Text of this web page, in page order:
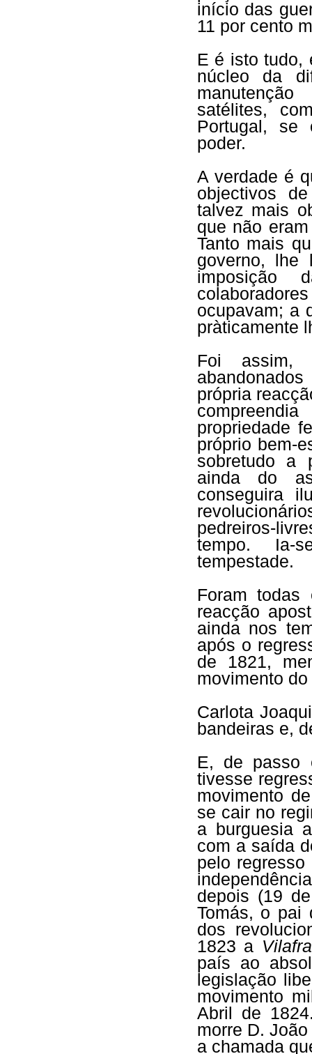
início das
11 por cento
E é isto tudo,
núcleo da
satélites,
Portugal, se
poder.
A verdade é
objectivos
talvez mais
que não
Tanto mais
governo, lhe
imposição
ocupavam; a
pràticamente
Foi assim,
própria
propriedade
próprio bem-
sobretudo a
ainda do
conseguira
pedreiros-
tempo. Ia-
tempestade.
Foram todas
reacção
ainda nos
após o
de 1821,
movimento do
Carlota
bandeiras e,
E, de passo
tivesse
movimento
se cair no
a burguesia
com a saída
pelo
depois (19
Tomás, o pai
dos
1823 a
país ao
legislação
movimento
Abril de
morre D.
a chamada